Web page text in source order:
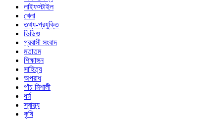
লাইফস্টাইল
খেলা
তথ্য-প্রযুক্তি
ভিডিও
প্রবাসী সংবাদ
মতাতম
শিক্ষাঙ্গন
সাহিত্য
অপরাধ
পাঁচ মিশালী
ধর্ম
স্বাস্থ্য
কৃষি